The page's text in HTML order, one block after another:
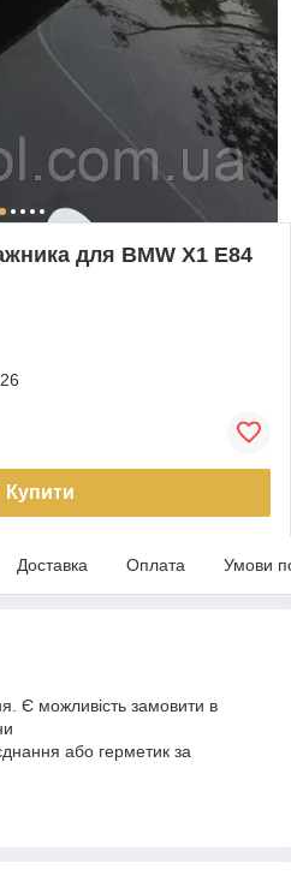
для BMW X1 E84
Купити
Доставка Оплата Умови
Є можливість замовити в
або герметик за